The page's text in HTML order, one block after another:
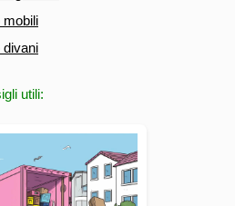
mobili
divani
utili: